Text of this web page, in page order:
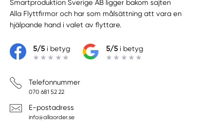
Smartproduktion Sverige AB ligger bakom sajten
Alla Flyttfirmor och har som målsättning att vara en
hjälpande hand i valet av flyttare.
5/5i betyg 5/5i betyg
Telefonnummer
070 681 52 22
E-postadress
info@allaorder.se